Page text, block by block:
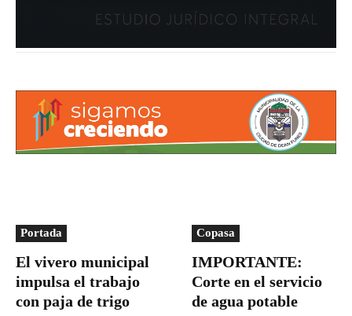
Portada
El vivero municipal
impulsa el trabajo
con paja de trigo
Copasa
IMPORTANTE:
Corte en el servicio
de agua potable